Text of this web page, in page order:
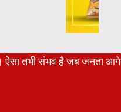
ऐसा तभी संभव है जब जनता आगे